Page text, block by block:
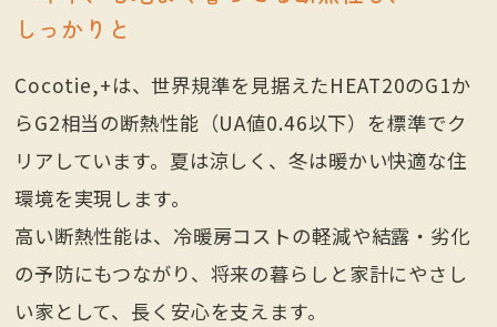
しっかりと
Cocotie,+は、世界規準を見据えたHEAT20のG1か
らG2相当の断熱性能（UA値0.46以下）を標準でク
リアしています。夏は涼しく、冬は暖かい快適な住
環境を実現します。
高い断熱性能は、冷暖房コストの軽減や結露・劣化
の予防にもつながり、将来の暮らしと家計にやさし
い家として、長く安心を支えます。